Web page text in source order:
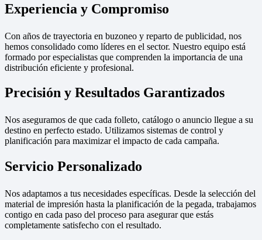
Experiencia y Compromiso
Con años de trayectoria en buzoneo y reparto de publicidad, nos
hemos consolidado como líderes en el sector. Nuestro equipo está
formado por especialistas que comprenden la importancia de una
distribución eficiente y profesional.
Precisión y Resultados Garantizados
Nos aseguramos de que cada folleto, catálogo o anuncio llegue a su
destino en perfecto estado. Utilizamos sistemas de control y
planificación para maximizar el impacto de cada campaña.
Servicio Personalizado
Nos adaptamos a tus necesidades específicas. Desde la selección del
material de impresión hasta la planificación de la pegada, trabajamos
contigo en cada paso del proceso para asegurar que estás
completamente satisfecho con el resultado.